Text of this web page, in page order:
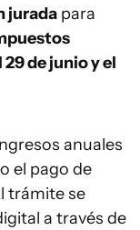
jurada para
de junio y el
anuales
el pago de
trámite se
a través de